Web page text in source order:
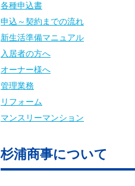
各種申込書
申込～契約までの流れ
新生活準備マニュアル
入居者の方へ
オーナー様へ
管理業務
リフォーム
マンスリーマンション
杉浦商事について